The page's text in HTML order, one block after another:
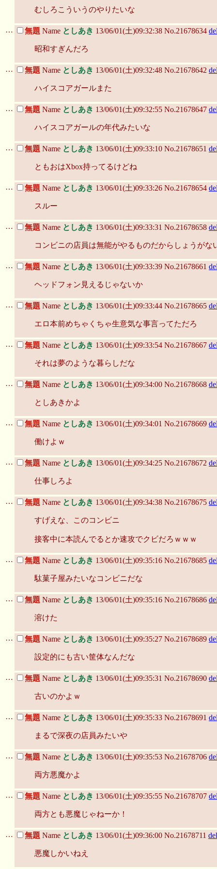
むしろこういうのやりたいな
… 無題 Name としあき 13/06/01(土)09:32:38 No.21678634
昭和すぎんだろ
… 無題 Name としあき 13/06/01(土)09:32:48 No.21678642
ハイスコアガールまた
… 無題 Name としあき 13/06/01(土)09:32:55 No.21678647
ハイスコアガールの年代みたいな
… 無題 Name としあき 13/06/01(土)09:33:10 No.21678651
ともおはXbox持ってるけどね
… 無題 Name としあき 13/06/01(土)09:33:26 No.21678654
スルー
… 無題 Name としあき 13/06/01(土)09:33:31 No.21678658
コンビニの店員は無能がやるものだからしょうがな
… 無題 Name としあき 13/06/01(土)09:33:39 No.21678661
ヘッドフォン見えるじゃないか
… 無題 Name としあき 13/06/01(土)09:33:44 No.21678665
エロ本前めちゃくちゃ生意気な事言ってただろ
… 無題 Name としあき 13/06/01(土)09:33:54 No.21678667
それは夢のような暮らしだな
… 無題 Name としあき 13/06/01(土)09:34:00 No.21678668
としあきかよ
… 無題 Name としあき 13/06/01(土)09:34:01 No.21678669
働けよｗ
… 無題 Name としあき 13/06/01(土)09:34:25 No.21678672
仕事しろよ
… 無題 Name としあき 13/06/01(土)09:34:38 No.21678675
すげえな、このコンビニ
接客中に本読んでるとか速攻でクビだろｗｗｗ
… 無題 Name としあき 13/06/01(土)09:35:16 No.21678685
駄菓子屋みたいなコンビニだな
… 無題 Name としあき 13/06/01(土)09:35:16 No.21678686
溶けた
… 無題 Name としあき 13/06/01(土)09:35:27 No.21678689
設定的にも古い筐体なんだな
… 無題 Name としあき 13/06/01(土)09:35:31 No.21678690
古いのかよｗ
… 無題 Name としあき 13/06/01(土)09:35:33 No.21678691
まるで深夜の店員みたいや
… 無題 Name としあき 13/06/01(土)09:35:53 No.21678706
両方悪魔かよ
… 無題 Name としあき 13/06/01(土)09:35:55 No.21678707
両方とも悪魔じゃねーか！
… 無題 Name としあき 13/06/01(土)09:36:00 No.21678711 del
悪魔しかいねえ